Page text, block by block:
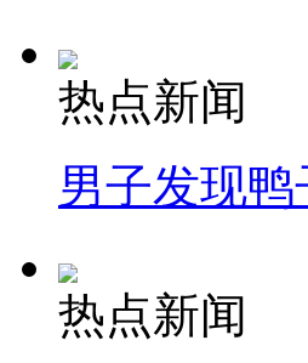
热点新闻
男子发现
热点新闻